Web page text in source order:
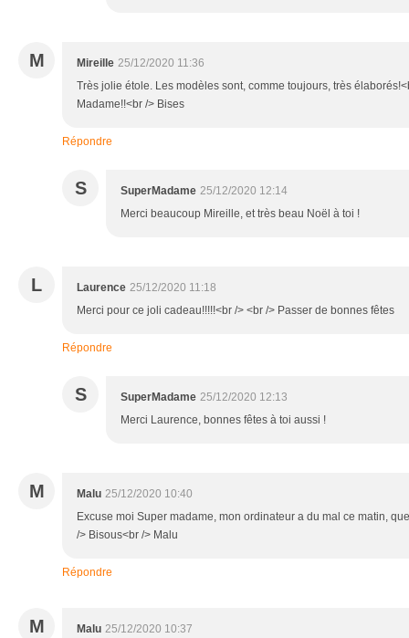
M Mireille 25/12/2020 11:36
Très jolie étole. Les modèles sont, comme toujours, très
Madame!!<br /> Bises
Répondre
S SuperMadame 25/12/2020 12:14
Merci beaucoup Mireille, et très beau Noël à toi !
L Laurence 25/12/2020 11:18
Merci pour ce joli cadeau!!!!!<br /> <br /> Passer de bonnes fêtes
Répondre
S SuperMadame 25/12/2020 12:13
Merci Laurence, bonnes fêtes à toi aussi !
M Malu 25/12/2020 10:40
Excuse moi Super madame, mon ordinateur a du mal ce matin,
/> Bisous<br /> Malu
Répondre
M Malu 25/12/2020 10:37